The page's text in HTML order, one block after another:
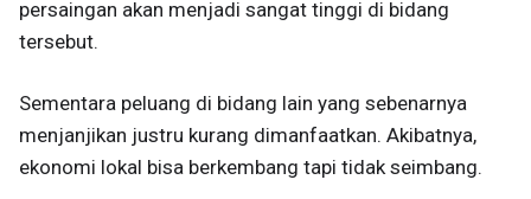
persaingan akan menjadi sangat tinggi di bidang
tersebut.
Sementara peluang di bidang lain yang sebenarnya
menjanjikan justru kurang dimanfaatkan. Akibatnya,
ekonomi lokal bisa berkembang tapi tidak seimbang.